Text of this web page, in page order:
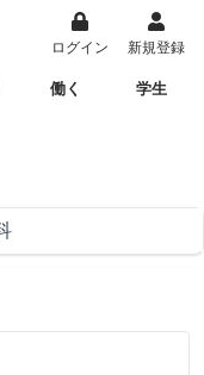
新規登録
ログイン
働く 学生